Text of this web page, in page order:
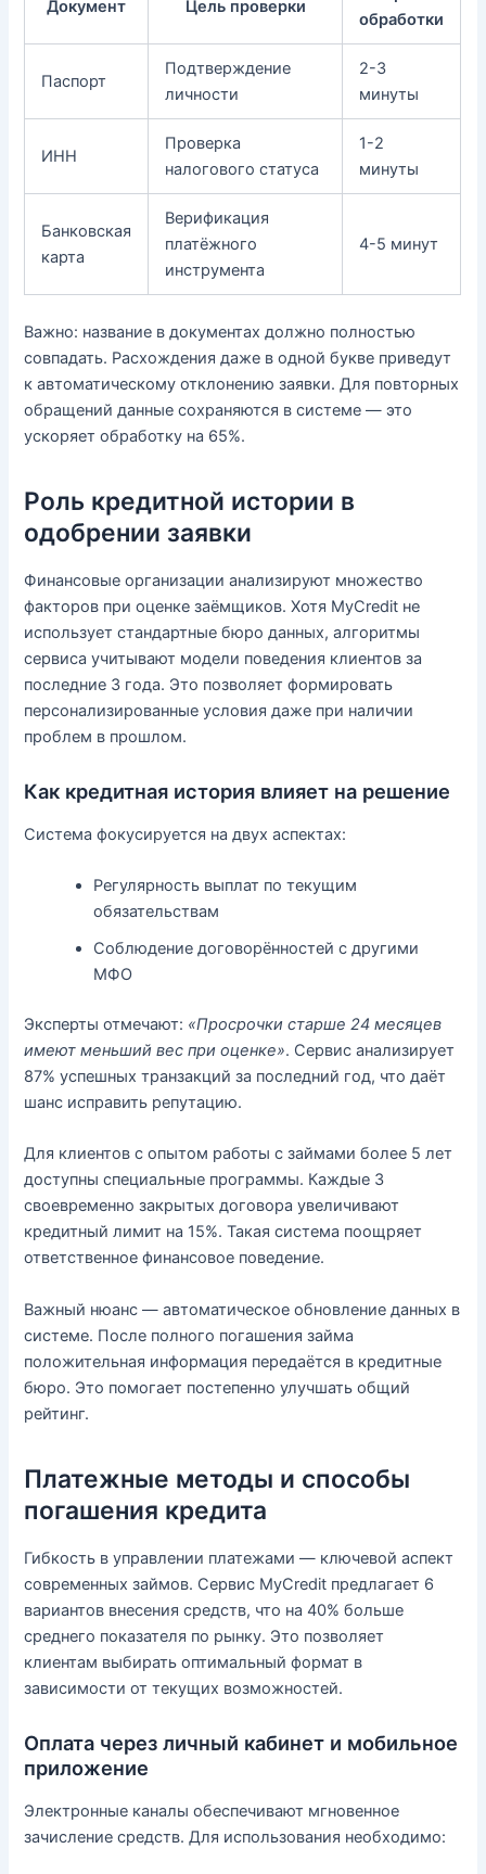
Документ Цель проверки
обработки
Паспорт
Подтверждение
личности
2-3
минуты
ИНН
Проверка
налогового статуса
1-2
минуты
Банковская
карта
Верификация
платёжного
инструмента
4-5 минут
Важно: название в документах должно полностью
совпадать. Расхождения даже в одной букве приведут
к автоматическому отклонению заявки. Для повторных
обращений данные сохраняются в системе — это
ускоряет обработку на 65%.
Роль кредитной истории в
одобрении заявки
Финансовые организации анализируют множество
факторов при оценке заёмщиков. Хотя MyCredit не
использует стандартные бюро данных, алгоритмы
сервиса учитывают модели поведения клиентов за
последние 3 года. Это позволяет формировать
персонализированные условия даже при наличии
проблем в прошлом.
Как кредитная история влияет на решение
Система фокусируется на двух аспектах:
Регулярность выплат по текущим
обязательствам
Соблюдение договорённостей с другими
МФО
Эксперты отмечают: «Просрочки старше 24 месяцев
имеют меньший вес при оценке». Сервис анализирует
87% успешных транзакций за последний год, что даёт
шанс исправить репутацию.
Для клиентов с опытом работы с займами более 5 лет
доступны специальные программы. Каждые 3
своевременно закрытых договора увеличивают
кредитный лимит на 15%. Такая система поощряет
ответственное финансовое поведение.
Важный нюанс — автоматическое обновление данных в
системе. После полного погашения займа
положительная информация передаётся в кредитные
бюро. Это помогает постепенно улучшать общий
рейтинг.
Платежные методы и способы
погашения кредита
Гибкость в управлении платежами — ключевой аспект
современных займов. Сервис MyCredit предлагает 6
вариантов внесения средств, что на 40% больше
среднего показателя по рынку. Это позволяет
клиентам выбирать оптимальный формат в
зависимости от текущих возможностей.
Оплата через личный кабинет и мобильное
приложение
Электронные каналы обеспечивают мгновенное
зачисление средств. Для использования необходимо: